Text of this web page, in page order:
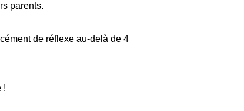
parents.
de réflexe au-delà de 4
!